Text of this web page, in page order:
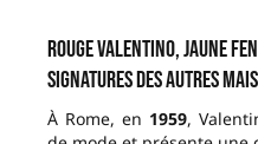
Rouge Valentino, jaune
signatures des autres
À Rome, en 1959,